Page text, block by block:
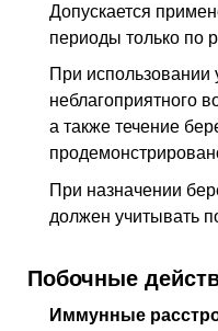
Допускается
периоды только по
При
неблагоприятного
a также течение
При назначении
должен учитывать
Побочные
Иммунные